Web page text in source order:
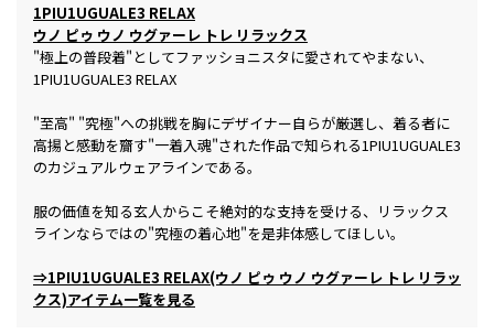
1PIU1UGUALE3 RELAX
ウノ ピゥ ウノ ウグァーレ トレ リラックス
"極上の普段着"としてファッショニスタに愛されてやまない、
1PIU1UGUALE3 RELAX
"至高" "究極"への挑戦を胸にデザイナー自らが厳選し、着る者に
高揚と感動を齎す"一着入魂"された作品で知られる1PIU1UGUALE3
のカジュアルウェアラインである。
服の価値を知る玄人からこそ絶対的な支持を受ける、リラックス
ラインならではの"究極の着心地"を是非体感してほしい。
⇒1PIU1UGUALE3 RELAX(ウノ ピゥ ウノ ウグァーレ トレ リラッ
クス)アイテム一覧を見る